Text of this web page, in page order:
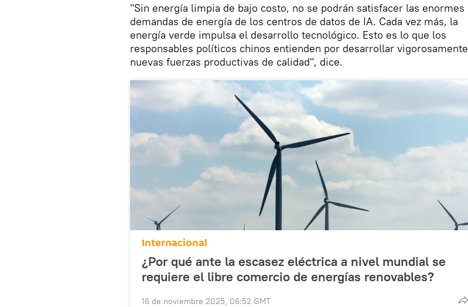
"Sin energía limpia de bajo costo, no se podrán satisfacer las enormes
demandas de energía de los centros de datos de IA. Cada vez más, la
energía verde impulsa el desarrollo tecnológico. Esto es lo que los
responsables políticos chinos entienden por desarrollar vigorosamente
nuevas fuerzas productivas de calidad", dice.
Internacional
¿Por qué ante la escasez eléctrica a nivel mundial se
requiere el libre comercio de energías renovables?
16 de noviembre 2025, 06:52 GMT